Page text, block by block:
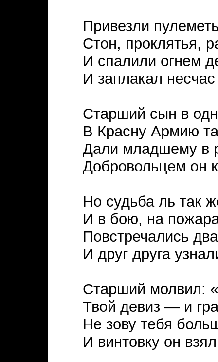
Привезли
Стон, проклятья,
И спалили огнем
И заплакал
Старший сын в
В Красну Армию
Дали младшему в
Добровольцем он
Но судьба ль так
И в бою, на
Повстречались
И друг друга
Старший молвил:
Твой девиз — и
Не зову тебя
И винтовку он